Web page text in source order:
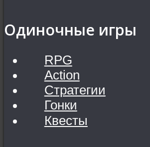
Одиночные игры
RPG
Action
Стратегии
Гонки
Квесты